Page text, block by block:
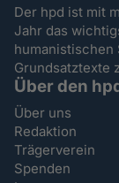
Der hpd ist mit
Jahr das
humanistischen
Grundsatztexte
Über den
Über uns
Redaktion
Trägerverein
Spenden